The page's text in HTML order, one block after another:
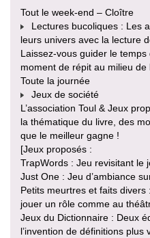
Tout le week-end – Cloître
Lectures bucoliques : Les
leurs univers avec la lecture
Laissez-vous guider le temps
moment de répit au milieu de
Toute la journée
Jeux de société
L’association Toul & Jeux
la thématique du livre, des
que le meilleur gagne !
[Jeux proposés :
TrapWords : Jeu revisitant le
Just One : Jeu d’ambiance
Petits meurtres et faits
jouer un rôle comme au
Jeux du Dictionnaire : Deux
l’invention de définitions plus